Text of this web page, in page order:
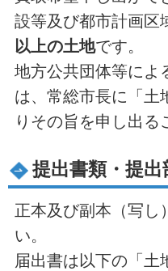
設等及び都市計画区
以上の土地です。
地方公共団体等によ
は、常総市長に「土
りその旨を申し出る
提出書類・提出
正本及び副本（写し
い。
届出書は以下の「土